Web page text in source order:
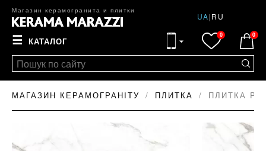
Магазин керамогранита и плитки
UA|RU
☰ КАТАЛОГ
0 0
МАГАЗИН КЕРАМОГРАНІТУ ПЛИТКА ПЛИТКА